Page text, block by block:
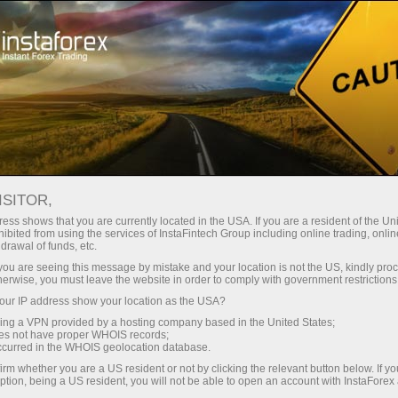
Трейдерам Форекс аналитика
Форекс ТВ
Форекс-ТВ: календарь
Календарь трейдера на 28 марта: В
тарифной игре Трампа победителей не
будет? (ua)
shows that you are currently located in the USA. If you are a resident of the
from using the services of InstaFintech Group including online trading,
of funds, etc.
are seeing this message by mistake and your location is not the US, kindly
you must leave the website in order to comply with government
IP address show your location as the USA?
a VPN provided by a hosting company based in the United States;
not have proper WHOIS records;
in the WHOIS geolocation database.
whether you are a US resident or not by clicking the relevant button below. If
being a US resident, you will not be able to open an account with InstaForex